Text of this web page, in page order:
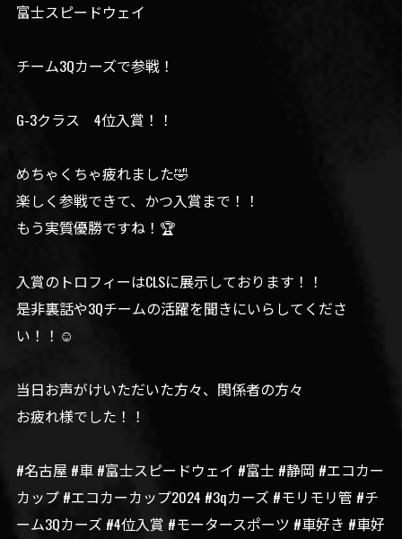
富士スピードウェイ
チーム3Qカーズで参戦！
G-3クラス 4位入賞！！
めちゃくちゃ疲れました🤣
楽しく参戦できて、かつ入賞まで！！
もう実質優勝ですね！🏆
入賞のトロフィーはCLSに展示しております！！
是非裏話や3Qチームの活躍を聞きにいらしてくださ
い！！☺️
当日お声がけいただいた方々、関係者の方々
お疲れ様でした！！
#名古屋 #車 #富士スピードウェイ #富士 #静岡 #エコカー
カップ #エコカーカップ2024 #3qカーズ #モリモリ管 #チ
ーム3Qカーズ #4位入賞 #モータースポーツ #車好き #車好